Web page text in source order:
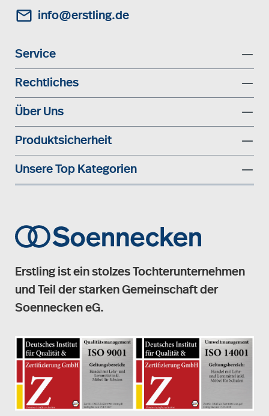
info@erstling.de
Service
Rechtliches
Über Uns
Produktsicherheit
Unsere Top Kategorien
Erstling ist ein stolzes Tochterunternehmen
und Teil der starken Gemeinschaft der
Soennecken eG.